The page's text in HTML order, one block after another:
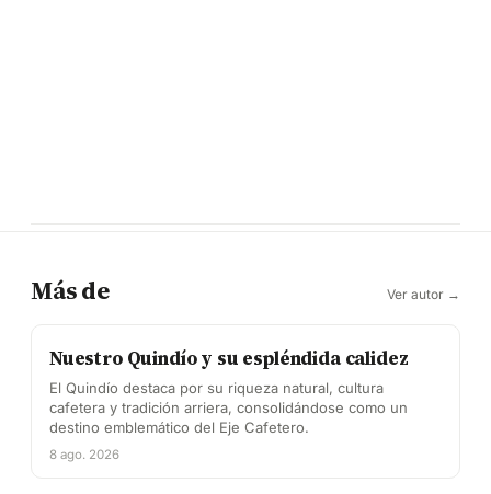
Más de Ver autor →
Nuestro Quindío y su espléndida calidez
El Quindío destaca por su riqueza natural, cultura
cafetera y tradición arriera, consolidándose como un
destino emblemático del Eje Cafetero.
8 ago. 2026